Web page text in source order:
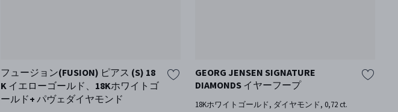
フュージョン(FUSION) ピアス (S) 18
K イエローゴールド、18Kホワイトゴ
ールド+ パヴェダイヤモンド
GEORG JENSEN SIGNATURE
DIAMONDS イヤーフープ
18Kホワイトゴールド, ダイヤモンド, 0,72 ct.